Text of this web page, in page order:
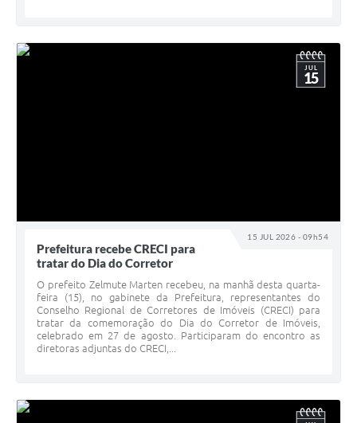
15 JUL 2026 - 09h54
JUL
15
Prefeitura recebe CRECI para
tratar do Dia do Corretor
O prefeito Zelmute Marten recebeu, na manhã desta quarta-
feira (15), no gabinete da Prefeitura, representantes do
Conselho Regional de Corretores de Imóveis (CRECI) para
tratar da comemoração do Dia do Corretor de Imóveis,
celebrado em 27 de agosto. Participaram do encontro as
diretoras adjuntas do CRECI,...